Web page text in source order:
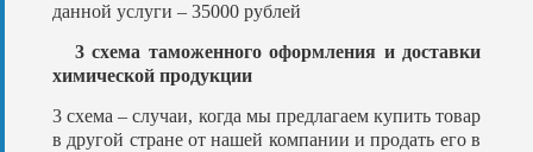
данной услуги – 35000 рублей
3 схема таможенного оформления и доставки
химической продукции
3 схема – случаи, когда мы предлагаем купить товар
в другой стране от нашей компании и продать его в